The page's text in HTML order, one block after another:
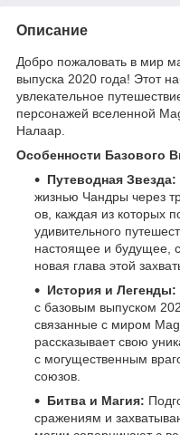
Описание
Добро пожаловать в мир
выпуска 2020 года! Этот
увлекательное
персонажей вселенной
Налаар.
Особенности Базового
Путеводная
жизнью Чандры через
ов, каждая из которых
удивительного
настоящее и будущее,
новая глава этой
История и Легенды:
с базовым выпуском
связанные с миром
рассказывает свою
с могущественным
союзов.
Битва и Магия:
сражениям и